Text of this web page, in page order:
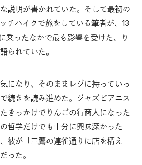
説明が書かれていた。そして最初の
チハイクで旅をしている筆者が、13
乗ったなかで最も影響を受けた、り
られていた。
になり、そのままレジに持っていっ
続きを読み進めた。ジャズピアニス
きっかけでりんごの行商人になった
哲学だけでも十分に興味深かった
彼が「三鷹の連雀通りに店を構え
った。